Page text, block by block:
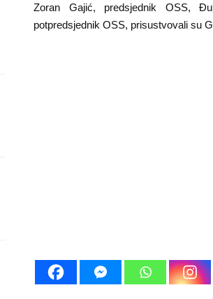
Zoran Gajić, predsjednik OSS,
potpredsjednik OSS, prisustvovali su